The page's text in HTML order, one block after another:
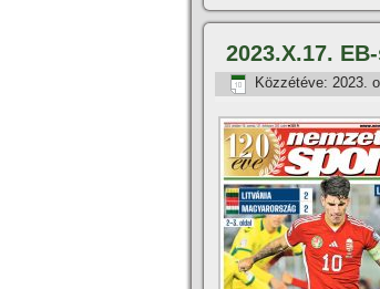
2023.X.17.
Közzétéve: 2023.